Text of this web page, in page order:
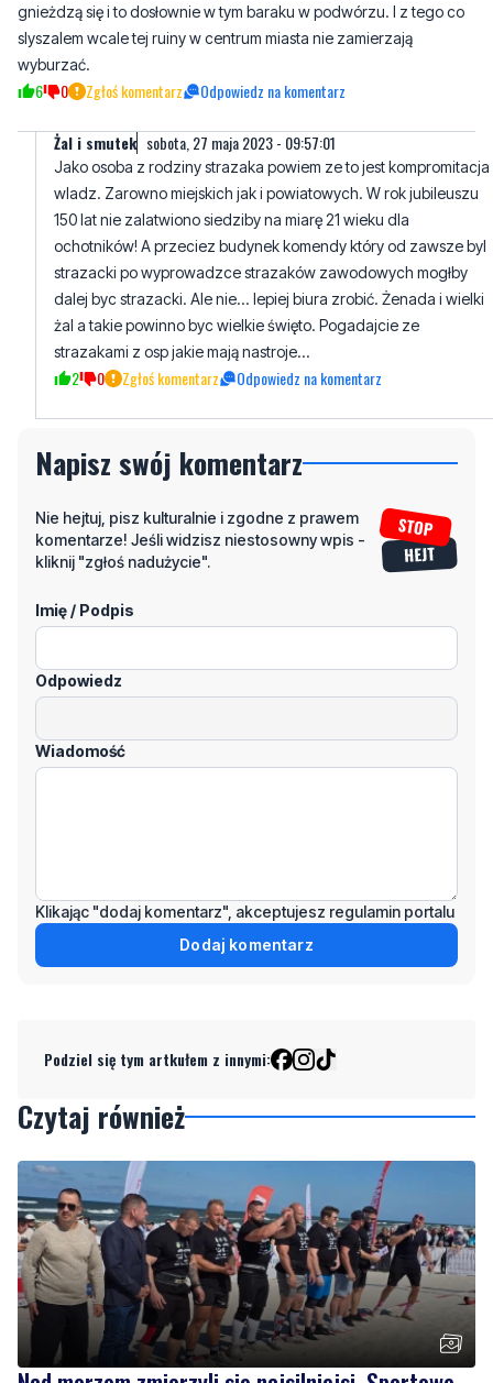
gnieżdzą się i to dosłownie w tym baraku w podwórzu. I z tego co
slyszalem wcale tej ruiny w centrum miasta nie zamierzają
wyburzać.
6 0 Zgłoś komentarz Odpowiedz na komentarz
Żal i smutek sobota, 27 maja 2023 - 09:57:01
Jako osoba z rodziny strazaka powiem ze to jest kompromitacja
wladz. Zarowno miejskich jak i powiatowych. W rok jubileuszu
150 lat nie zalatwiono siedziby na miarę 21 wieku dla
ochotników! A przeciez budynek komendy który od zawsze byl
strazacki po wyprowadzce strazaków zawodowych mogłby
dalej byc strazacki. Ale nie... lepiej biura zrobić. Żenada i wielki
żal a takie powinno byc wielkie święto. Pogadajcie ze
strazakami z osp jakie mają nastroje...
2 0 Zgłoś komentarz Odpowiedz na komentarz
Napisz swój komentarz
Nie hejtuj, pisz kulturalnie i zgodne z prawem
komentarze! Jeśli widzisz niestosowny wpis -
kliknij "zgłoś nadużycie".
Imię / Podpis
Odpowiedz
Wiadomość
Klikając "dodaj komentarz", akceptujesz regulamin portalu
Dodaj komentarz
Podziel się tym artkułem z innymi:
Czytaj również